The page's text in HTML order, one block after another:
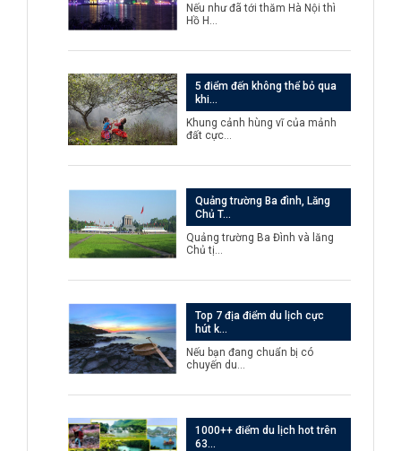
Nếu như đã tới thăm Hà Nội thì
Hồ H…
5 điểm đến không thể bỏ qua
khi…
Khung cảnh hùng vĩ của mảnh
đất cực…
Quảng trường Ba đình, Lăng
Chủ T…
Quảng trường Ba Đình và lăng
Chủ tị…
Top 7 địa điểm du lịch cực
hút k…
Nếu bạn đang chuẩn bị có
chuyến du…
1000++ điểm du lịch hot trên
63…